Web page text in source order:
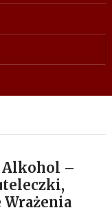
Alkohol –